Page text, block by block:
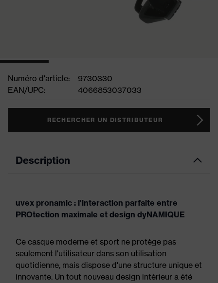
Numéro d'article:
9730330
EAN/UPC:
4066853037033
RECHERCHER UN DISTRIBUTEUR
Description
uvex pronamic : l'interaction parfaite entre
PROtection maximale et design dyNAMIQUE
Ce casque moderne et sport ne protège pas
seulement l'utilisateur dans son utilisation
quotidienne, mais dispose d'une structure unique et
innovante. Un tout nouveau design intérieur a été